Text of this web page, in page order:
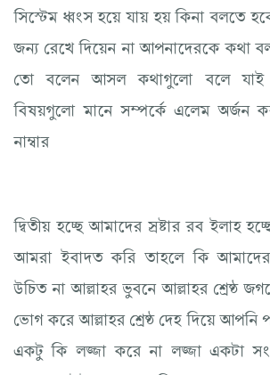
সিস্টেম ধ্বংস হয়ে যায় হয় কিনা বলতে
জন্য রেখে দিয়েন না আপনাদেরকে কথা
তো বলেন আসল কথাগুলো বলে যাই
বিষয়গুলো মানে সম্পর্কে এলেম অর্জন
নাম্বার
দ্বিতীয় হচ্ছে আমাদের স্রষ্টার রব ইলাহ
আমরা ইবাদত করি তাহলে কি
উচিত না আল্লাহর ভুবনে আল্লাহর শ্রেষ্ঠ
ভোগ করে আল্লাহর শ্রেষ্ঠ দেহ দিয়ে আপনি
একটু কি লজ্জা করে না লজ্জা একটা